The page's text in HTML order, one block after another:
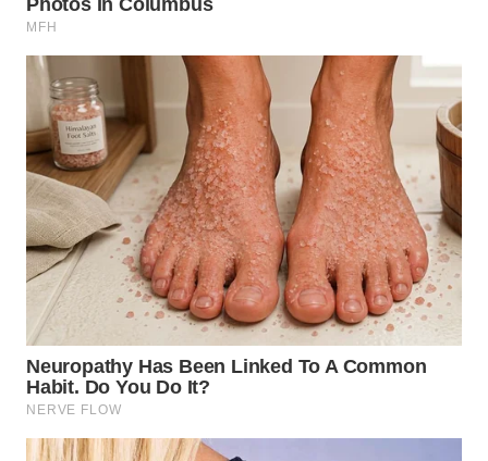
LABUHANBATU
WN
TAPANULI
TENGAH
WN DELI
SERDANG
WN
TEBING
TINGGI
WN
PAKPAK
WN